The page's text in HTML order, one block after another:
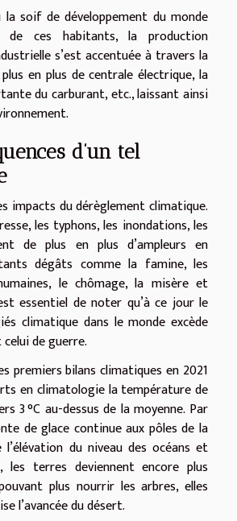
la soif de développement du monde
ces habitants, la production
s’est accentuée à travers la
en plus de centrale électrique, la
du carburant, etc., laissant ainsi
d’un tel
impacts du dérèglement climatique.
les typhons, les inondations, les
de plus en plus d’ampleurs en
dégâts comme la famine, les
le chômage, la misère et
essentiel de noter qu’à ce jour le
climatique dans le monde excède
de guerre.
premiers bilans climatiques en 2021
en climatologie la température de
3 °C au-dessus de la moyenne. Par
de glace continue aux pôles de la
du niveau des océans et
les terres deviennent encore plus
plus nourrir les arbres, elles
l’avancée du désert.